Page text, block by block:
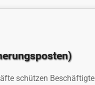
schützen Beschäftigte